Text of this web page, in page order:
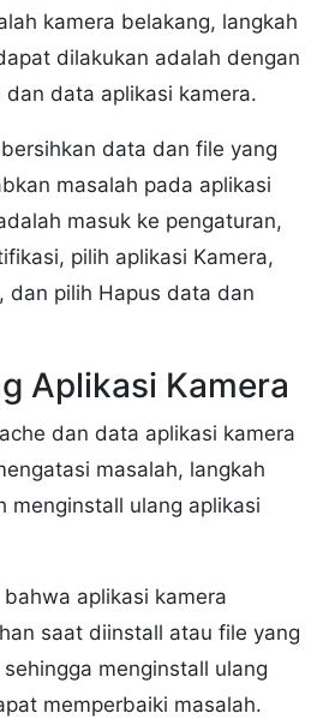
kamera belakang, langkah
dilakukan adalah dengan
dan data aplikasi kamera.
data dan file yang
masalah pada aplikasi
masuk ke pengaturan,
pilih aplikasi Kamera,
dan pilih Hapus data dan
Aplikasi Kamera
dan data aplikasi kamera
masalah, langkah
menginstall ulang aplikasi
aplikasi kamera
saat diinstall atau file yang
menginstall ulang
memperbaiki masalah.